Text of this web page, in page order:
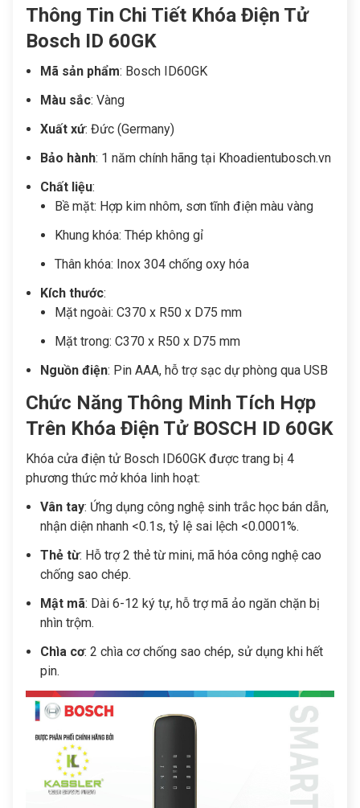
Thông Tin Chi Tiết Khóa Điện Tử
Bosch ID 60GK
Mã sản phẩm: Bosch ID60GK
Màu sắc: Vàng
Xuất xứ: Đức (Germany)
Bảo hành: 1 năm chính hãng tại Khoadientubosch.vn
Chất liệu:
Bề mặt: Hợp kim nhôm, sơn tĩnh điện màu vàng
Khung khóa: Thép không gỉ
Thân khóa: Inox 304 chống oxy hóa
Kích thước:
Mặt ngoài: C370 x R50 x D75 mm
Mặt trong: C370 x R50 x D75 mm
Nguồn điện: Pin AAA, hỗ trợ sạc dự phòng qua USB
Chức Năng Thông Minh Tích Hợp
Trên Khóa Điện Tử BOSCH ID 60GK
Khóa cửa điện tử Bosch ID60GK được trang bị 4
phương thức mở khóa linh hoạt:
Vân tay: Ứng dụng công nghệ sinh trắc học bán dẫn,
nhận diện nhanh <0.1s, tỷ lệ sai lệch <0.0001%.
Thẻ từ: Hỗ trợ 2 thẻ từ mini, mã hóa công nghệ cao
chống sao chép.
Mật mã: Dài 6-12 ký tự, hỗ trợ mã ảo ngăn chặn bị
nhìn trộm.
Chìa cơ: 2 chìa cơ chống sao chép, sử dụng khi hết
pin.